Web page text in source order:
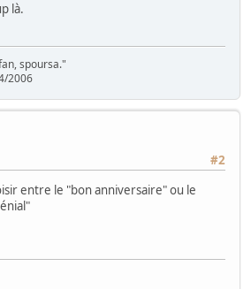
là.
spoursa."
2006
#2
entre le "bon anniversaire" ou le